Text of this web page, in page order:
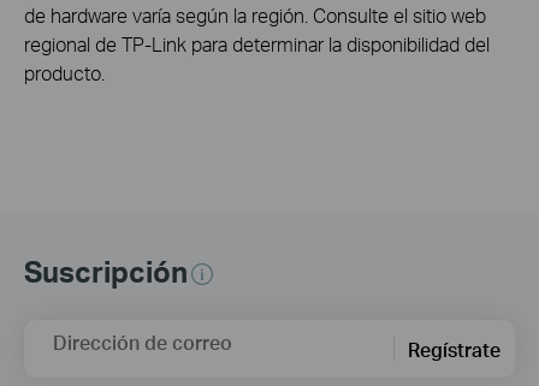
de hardware varía según la región. Consulte el sitio web
regional de TP-Link para determinar la disponibilidad del
producto.
Suscripción
Dirección de correo Regístrate